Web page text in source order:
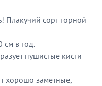
Плакучий сорт горной
см в год.
пушистые кисти
хорошо заметные,